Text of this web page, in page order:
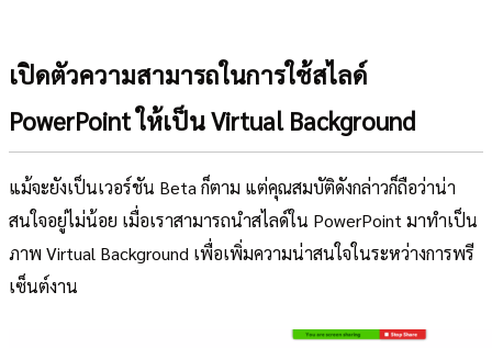
เปิดตัวความสามารถในการใช้สไลด์
PowerPoint ให้เป็น Virtual Background
แม้จะยังเป็นเวอร์ชัน Beta ก็ตาม แต่คุณสมบัติดังกล่าวก็ถือว่าน่า
สนใจอยู่ไม่น้อย เมื่อเราสามารถนำสไลด์ใน PowerPoint มาทำเป็น
ภาพ Virtual Background เพื่อเพิ่มความน่าสนใจในระหว่างการพรี
เซ็นต์งาน